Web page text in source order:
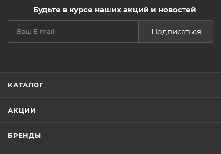
Будьте в курсе наших акций и новостей
Подписаться
КАТАЛОГ
АКЦИИ
БРЕНДЫ